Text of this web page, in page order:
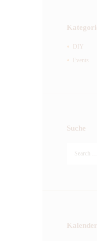
DIY
Events
Suche
Kalender